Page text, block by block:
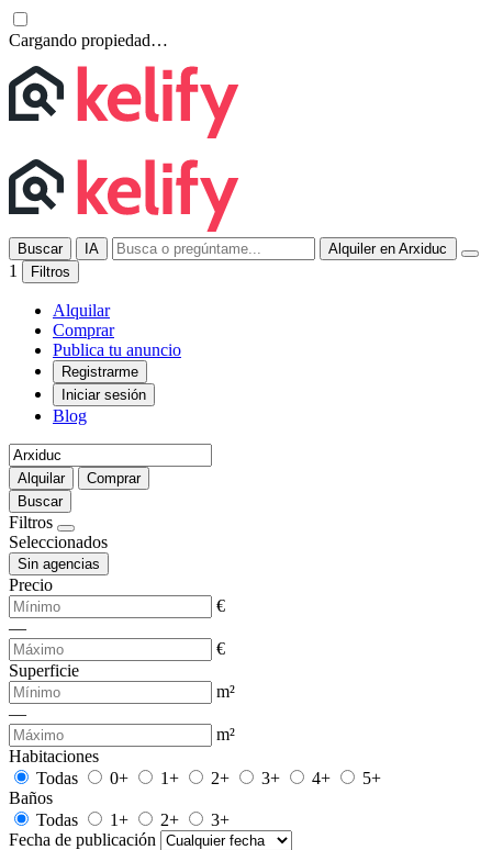
Cargando propiedad…
Buscar IA Alquiler en Arxiduc
1 Filtros
Alquilar
Comprar
Publica tu anuncio
Registrarme
Iniciar sesión
Blog
Alquilar
Comprar
Buscar
Filtros
Seleccionados
Sin agencias
Precio
€
—
€
Superficie
m²
—
m²
Habitaciones
Todas
0+ 1+ 2+ 3+ 4+
5+
Baños
Todas
1+ 2+
3+
Fecha de publicación